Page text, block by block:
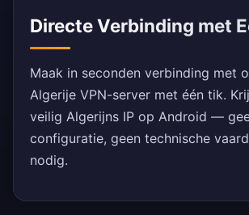
Directe Verbinding met
Maak in seconden verbinding met
Algerije VPN-server met één tik.
veilig Algerijns IP op Android —
configuratie, geen technische
nodig.